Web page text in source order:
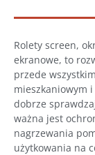
Rolety screen,
ekranowe, to
przede
mieszkaniowym
dobrze
ważna jest
nagrzewania
użytkowania na